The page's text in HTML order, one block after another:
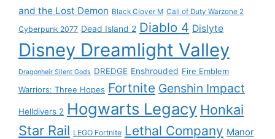
and the Lost Demon Black Clover M Call of Duty Warzone 2
Cyberpunk 2077 Dead Island 2 Diablo 4 Dislyte
Disney Dreamlight Valley
Dragonheir Silent Gods DREDGE Enshrouded Fire Emblem
Warriors: Three Hopes Fortnite Genshin Impact
Helldivers 2 Hogwarts Legacy Honkai
Star Rail LEGO Fortnite Lethal Company Manor